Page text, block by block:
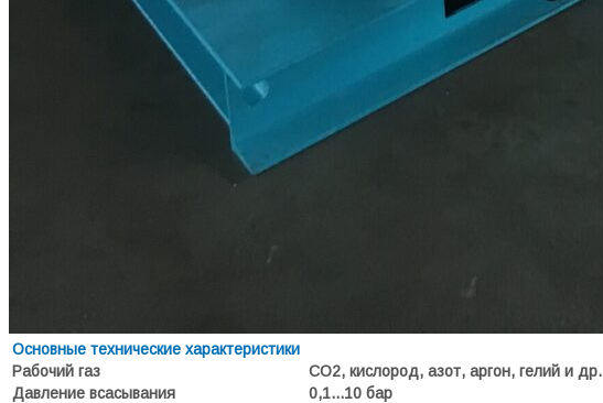
Основные технические характеристики
Рабочий газ
СО2, кислород, азот, аргон, гелий и др.
Давление всасывания
0,1...10 бар